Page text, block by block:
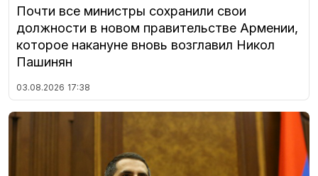
Почти все министры сохранили свои
должности в новом правительстве Армении,
которое накануне вновь возглавил Никол
Пашинян
03.08.2026 17:38